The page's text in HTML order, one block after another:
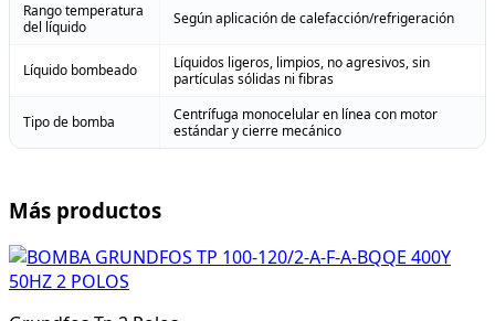
Rango temperatura
del líquido
Según aplicación de calefacción/refrigeración
Líquido bombeado
Líquidos ligeros, limpios, no agresivos, sin
partículas sólidas ni fibras
Tipo de bomba
Centrífuga monocelular en línea con motor
estándar y cierre mecánico
Más productos